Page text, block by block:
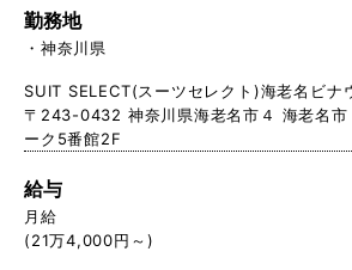
勤務地
神奈川県
SUIT SELECT(スーツセレクト)海老名ビナ
〒243-0432 神奈川県海老名市４ 海老名市
ーク5番館2F
給与
月給
(21万4,000円～)